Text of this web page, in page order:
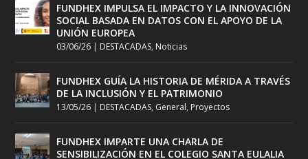
FUNDHEX IMPULSA EL IMPACTO Y LA INNOVACIÓN
SOCIAL BASADA EN DATOS CON EL APOYO DE LA
UNIÓN EUROPEA
03/06/26 | DESTACADAS, Noticias
FUNDHEX GUÍA LA HISTORIA DE MÉRIDA A TRAVÉS
DE LA INCLUSIÓN Y EL PATRIMONIO
13/05/26 | DESTACADAS, General, Proyectos
FUNDHEX IMPARTE UNA CHARLA DE
SENSIBILIZACIÓN EN EL COLEGIO SANTA EULALIA